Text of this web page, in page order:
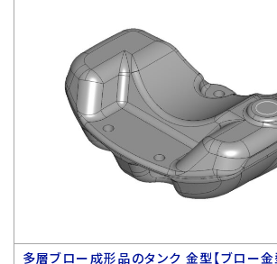
多層ブロー成形品のタンク 金型【ブロー